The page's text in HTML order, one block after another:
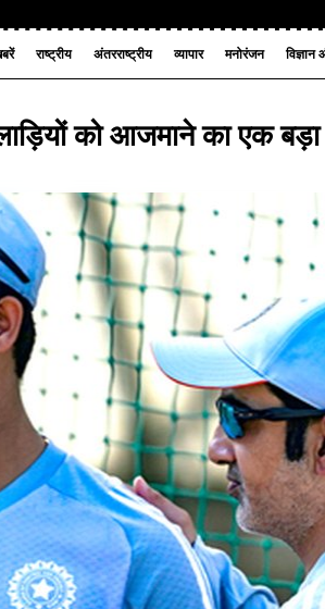
राष्ट्रीय अंतरराष्ट्रीय व्यापार मनोरंजन विज्ञान
को आजमाने का एक